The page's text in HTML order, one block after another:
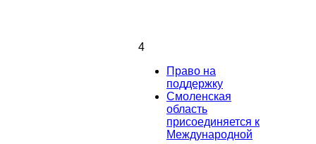
4
Право на
поддержку
Смоленская
область
присоединяется к
Международной